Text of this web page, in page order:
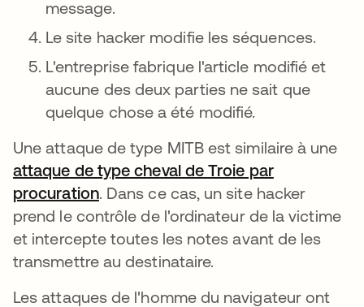
message.
Le site hacker modifie les séquences.
L'entreprise fabrique l'article modifié et
aucune des deux parties ne sait que
quelque chose a été modifié.
Une attaque de type MITB est similaire à une
attaque de type cheval de Troie par
procuration. Dans ce cas, un site hacker
prend le contrôle de l'ordinateur de la victime
et intercepte toutes les notes avant de les
transmettre au destinataire.
Les attaques de l'homme du navigateur ont